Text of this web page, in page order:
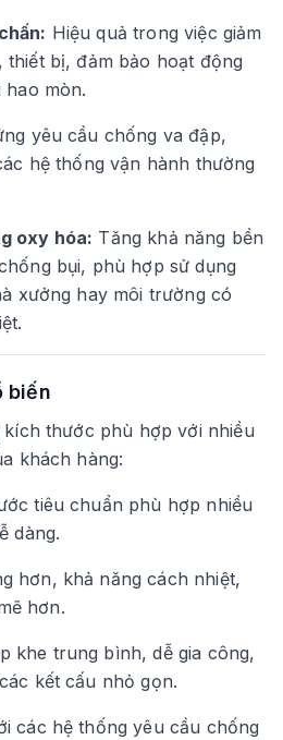
Hiệu quả trong việc giảm
thiết bị, đảm bảo hoạt động
hao mòn.
yêu cầu chống va đập,
hệ thống vận hành thường
oxy hóa: Tăng khả năng bền
bụi, phù hợp sử dụng
xưởng hay môi trường có
biến
kích thước phù hợp với nhiều
khách hàng:
tiêu chuẩn phù hợp nhiều
dàng.
hơn, khả năng cách nhiệt,
hơn.
khe trung bình, dễ gia công,
kết cấu nhỏ gọn.
các hệ thống yêu cầu chống